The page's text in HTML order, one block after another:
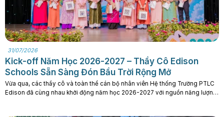
31/07/2026
Kick-off Năm Học 2026-2027 – Thầy Cô Edison
Schools Sẵn Sàng Đón Bầu Trời Rộng Mở
Vừa qua, các thầy cô và toàn thể cán bộ nhân viên Hệ thống Trường PTLC
Edison đã cùng nhau khởi động năm học 2026-2027 với nguồn năng lượng